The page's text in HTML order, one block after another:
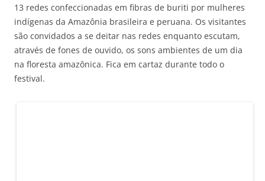
13 redes confeccionadas em fibras de buriti por mulheres
indígenas da Amazônia brasileira e peruana. Os visitantes
são convidados a se deitar nas redes enquanto escutam,
através de fones de ouvido, os sons ambientes de um dia
na floresta amazônica. Fica em cartaz durante todo o
festival.